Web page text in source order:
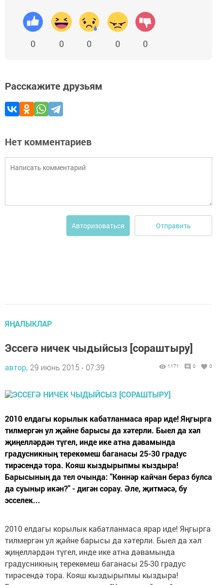
0 0 0 0 0
Расскажите друзьям
Нет комментариев
Авторизоваться Отправить
ЯҢАЛЫКЛАР
Эссегә ничек чыдыйсыз [сораштыру]
автор, 29 июнь 2015 - 07:39 1171 0 0
2010 елдагы корылык кабатланмаса ярар иде! Яңгырга
тилмергән ул җәйне барысы да хәтерли. Быел да хәл
җиңелләрдән түгел, инде ике атна дәвамында
градусникның терекөмеш баганасы 25-30 градус
тирәсендә тора. Кояш кыздырыпмы кыздыра!
Барысының да тел очында: "Көннәр кайчан бераз булса
да суыныр икән?" - дигән сорау. Әле, җитмәсә, бу
эсселек...
2010 елдагы корылык кабатланмаса ярар иде! Яңгырга
тилмергән ул җәйне барысы да хәтерли. Быел да хәл
җиңелләрдән түгел, инде ике атна дәвамында
градусникның терекөмеш баганасы 25-30 градус
тирәсендә тора. Кояш кыздырыпмы кыздыра!